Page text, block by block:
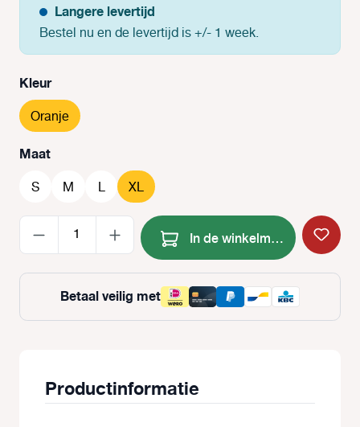
Langere levertijd
Bestel nu en de levertijd is +/- 1 week.
Selecteer
Kleur
Oranje
Selecteer
Maat
S M L XL
Producthoeveelheid: Voer
In de winkelmand
Betaal veilig met
Productinformatie